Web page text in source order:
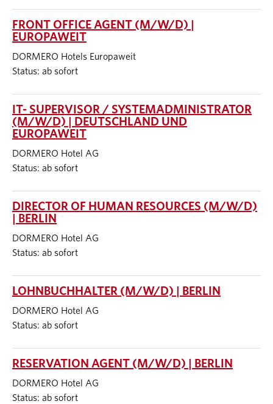
FRONT OFFICE AGENT (M/W/D) |
EUROPAWEIT
DORMERO Hotels Europaweit
Status: ab sofort
IT- SUPERVISOR / SYSTEMADMINISTRATOR
(M/W/D) | DEUTSCHLAND UND
EUROPAWEIT
DORMERO Hotel AG
Status: ab sofort
DIRECTOR OF HUMAN RESOURCES (M/W/D)
| BERLIN
DORMERO Hotel AG
Status: ab sofort
LOHNBUCHHALTER (M/W/D) | BERLIN
DORMERO Hotel AG
Status: ab sofort
RESERVATION AGENT (M/W/D) | BERLIN
DORMERO Hotel AG
Status: ab sofort